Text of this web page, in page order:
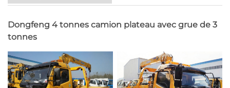
Dongfeng 4 tonnes camion plateau avec grue de 3
tonnes